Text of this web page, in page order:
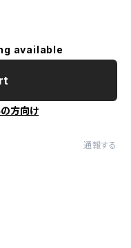
available
方向け
通報する